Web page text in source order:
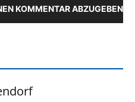
KOMMENTAR ABZUGEBEN